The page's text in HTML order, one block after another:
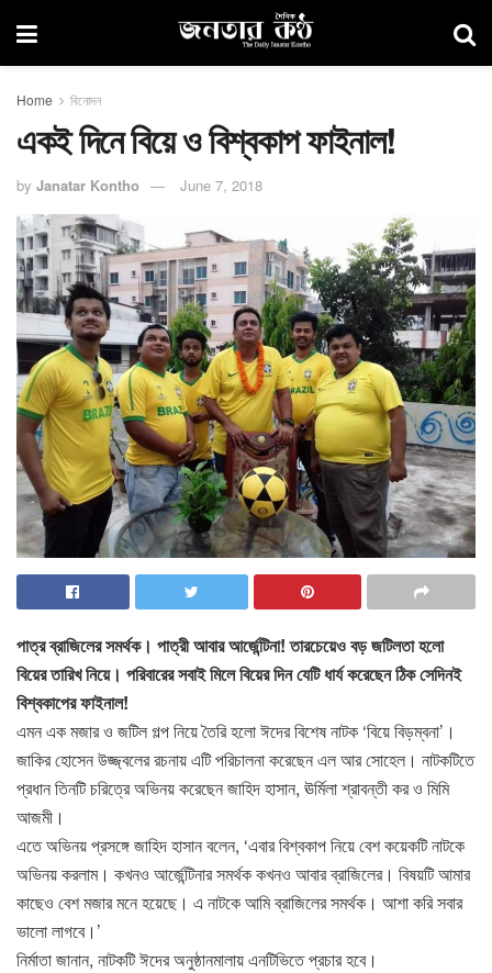
Home বিনোদন
একই দিনে বিয়ে ও বিশ্বকাপ ফাইনাল!
by Janatar Kontho June 7, 2018
পাত্র ব্রাজিলের সমর্থক। পাত্রী আবার আর্জেন্টিনা! তারচেয়েও বড় জটিলতা হলো
বিয়ের তারিখ নিয়ে। পরিবারের সবাই মিলে বিয়ের দিন যেটি ধার্য করেছেন ঠিক সেদিনই
বিশ্বকাপের ফাইনাল!
এমন এক মজার ও জটিল গল্প নিয়ে তৈরি হলো ঈদের বিশেষ নাটক ‘বিয়ে বিড়ম্বনা’।
জাকির হোসেন উজ্জ্বলের রচনায় এটি পরিচালনা করেছেন এল আর সোহেল। নাটকটিতে
প্রধান তিনটি চরিত্রে অভিনয় করেছেন জাহিদ হাসান, ঊর্মিলা শ্রাবন্তী কর ও মিমি
আজমী।
এতে অভিনয় প্রসঙ্গে জাহিদ হাসান বলেন, ‘এবার বিশ্বকাপ নিয়ে বেশ কয়েকটি নাটকে
অভিনয় করলাম। কখনও আর্জেন্টিনার সমর্থক কখনও আবার ব্রাজিলের। বিষয়টি আমার
কাছেও বেশ মজার মনে হয়েছে। এ নাটকে আমি ব্রাজিলের সমর্থক। আশা করি সবার
ভালো লাগবে।’
নির্মাতা জানান, নাটকটি ঈদের অনুষ্ঠানমালায় এনটিভিতে প্রচার হবে।